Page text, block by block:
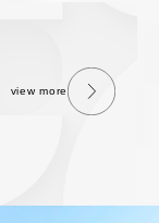
view more